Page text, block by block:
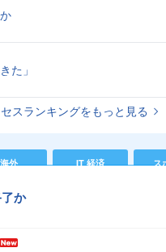
た」
スランキングをもっと見る
海外 IT 経済 ス
か